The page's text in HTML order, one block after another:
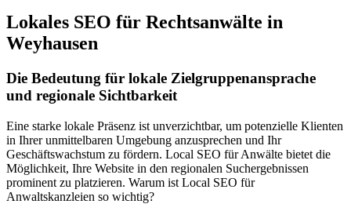
Lokales SEO für Rechtsanwälte in
Weyhausen
Die Bedeutung für lokale Zielgruppenansprache
und regionale Sichtbarkeit
Eine starke lokale Präsenz ist unverzichtbar, um potenzielle Klienten
in Ihrer unmittelbaren Umgebung anzusprechen und Ihr
Geschäftswachstum zu fördern. Local SEO für Anwälte bietet die
Möglichkeit, Ihre Website in den regionalen Suchergebnissen
prominent zu platzieren. Warum ist Local SEO für
Anwaltskanzleien so wichtig?